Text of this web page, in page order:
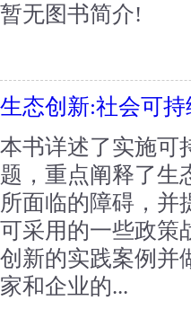
暂无图书简介!
生态创新:社会可
本书详述了实施可
题，重点阐释了生
所面临的障碍，并
可采用的一些政策
创新的实践案例
家和企业的...